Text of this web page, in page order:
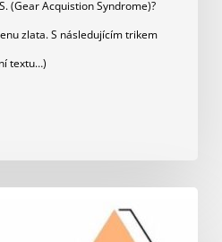
(Gear Acquistion Syndrome)?
zlata. S následujícím trikem
textu…)